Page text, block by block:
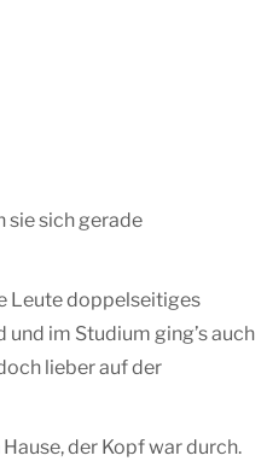
sie sich gerade
Leute doppelseitiges
im Studium ging’s auch
lieber auf der
der Kopf war durch.